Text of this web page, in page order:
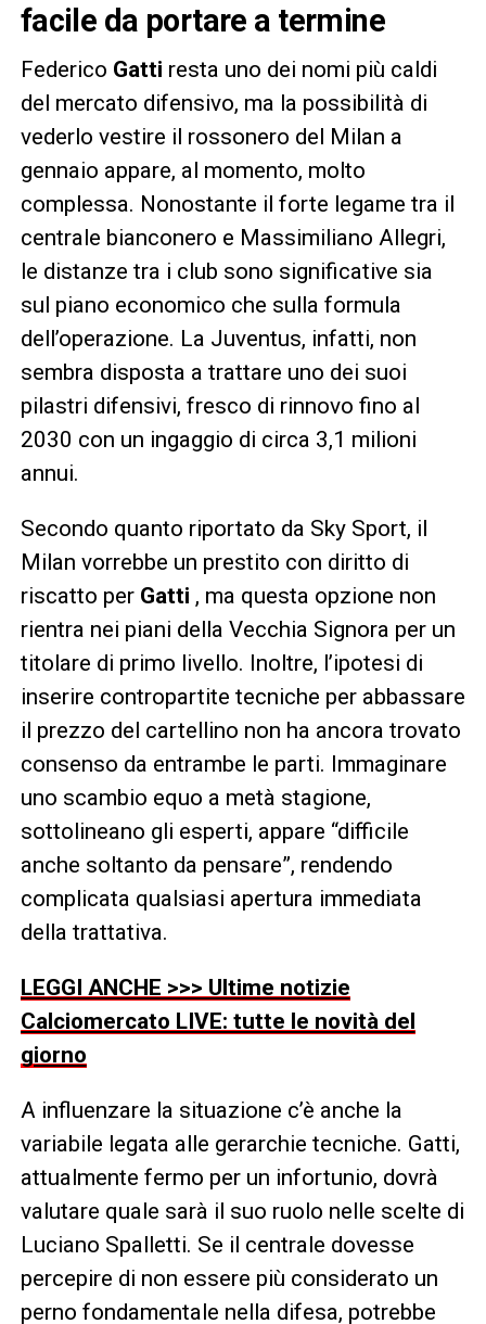
facile da portare a termine
Federico Gatti resta uno dei nomi più caldi
del mercato difensivo, ma la possibilità di
vederlo vestire il rossonero del Milan a
gennaio appare, al momento, molto
complessa. Nonostante il forte legame tra il
centrale bianconero e Massimiliano Allegri,
le distanze tra i club sono significative sia
sul piano economico che sulla formula
dell’operazione. La Juventus, infatti, non
sembra disposta a trattare uno dei suoi
pilastri difensivi, fresco di rinnovo fino al
2030 con un ingaggio di circa 3,1 milioni
annui.
Secondo quanto riportato da Sky Sport, il
Milan vorrebbe un prestito con diritto di
riscatto per Gatti , ma questa opzione non
rientra nei piani della Vecchia Signora per un
titolare di primo livello. Inoltre, l’ipotesi di
inserire contropartite tecniche per abbassare
il prezzo del cartellino non ha ancora trovato
consenso da entrambe le parti. Immaginare
uno scambio equo a metà stagione,
sottolineano gli esperti, appare “difficile
anche soltanto da pensare”, rendendo
complicata qualsiasi apertura immediata
della trattativa.
LEGGI ANCHE >>> Ultime notizie
Calciomercato LIVE: tutte le novità del
giorno
A influenzare la situazione c’è anche la
variabile legata alle gerarchie tecniche. Gatti,
attualmente fermo per un infortunio, dovrà
valutare quale sarà il suo ruolo nelle scelte di
Luciano Spalletti. Se il centrale dovesse
percepire di non essere più considerato un
perno fondamentale nella difesa, potrebbe